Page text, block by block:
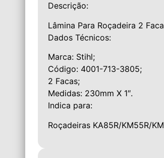
Descrição:
Lâmina Para Roçadeira 2
Dados Técnicos:
Marca: Stihl;
Código: 4001-713-3805;
2 Facas;
Medidas: 230mm X 1″.
Indica para:
Roçadeiras KA85R/KM55R/